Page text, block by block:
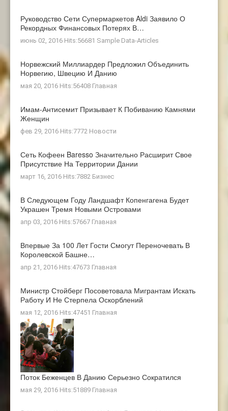
Руководство Сети Супермаркетов Aldi Заявило О
Рекордных Финансовых Потерях В…
июнь 02, 2016 Hits:56681 Sample Data-Articles
Норвежский Миллиардер Предложил Объединить
Норвегию, Швецию И Данию
мая 20, 2016 Hits:56408 Главная
Имам-Антисемит Призывает К Побиванию Камнями
Женщин
фев 29, 2016 Hits:7772 Новости
Сеть Кофеен Baresso Значительно Расширит Свое
Присутствие На Территории Дании
март 16, 2016 Hits:7882 Бизнес
В Следующем Году Ландшафт Копенгагена Будет
Украшен Тремя Новыми Островами
апр 03, 2016 Hits:57667 Главная
Впервые За 100 Лет Гости Смогут Переночевать В
Королевской Башне…
апр 21, 2016 Hits:47673 Главная
Министр Стойберг Посоветовала Мигрантам Искать
Работу И Не Стерпела Оскорблений
мая 12, 2016 Hits:47451 Главная
Поток Беженцев В Данию Серьезно Сократился
мая 29, 2016 Hits:51889 Главная